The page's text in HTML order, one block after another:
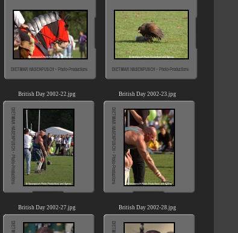
British Day 2002-22.jpg British Day 2002-23.jpg
British Day 2002-27.jpg British Day 2002-28.jpg